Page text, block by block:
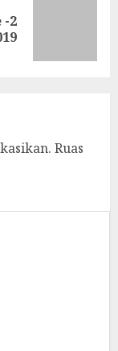
-2
Ruas